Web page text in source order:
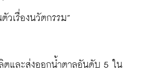
เรื่องนวัตกรรม”
ตและส่งออกน้ำตาลอันดับ 5 ใน